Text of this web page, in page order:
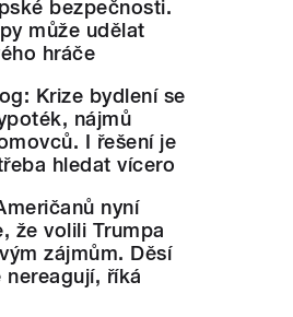
bezpečnosti.
může udělat
hráče
Krize bydlení se
nájmů
I řešení je
hledat vícero
nyní
že volili Trumpa
zájmům. Děsí
nereagují, říká